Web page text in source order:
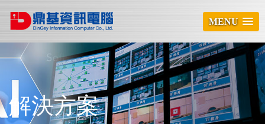
MENU
解決方案